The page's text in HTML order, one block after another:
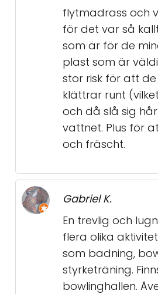
flytmadrass och
för det var så
som är för de
plast som är
stor risk för att
klättrar runt
och då slå sig
vattnet. Plus för
och fräscht.
Gabriel K.
En trevlig och
flera olika
som badning,
styrketräning.
bowlinghallen.